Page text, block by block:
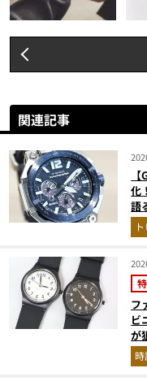
関連記事
化
語
フ
ビ
が
事